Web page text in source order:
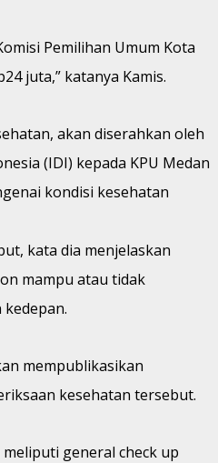
Pemilihan Umum Kota
juta,” katanya Kamis.
akan diserahkan oleh
(IDI) kepada KPU Medan
kondisi kesehatan
kata dia menjelaskan
mampu atau tidak
mempublikasikan
kesehatan tersebut.
general check up